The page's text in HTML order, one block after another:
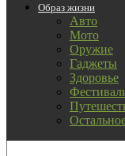
Образ жизни
Авто
Мото
Оружие
Гаджеты
Здоровье